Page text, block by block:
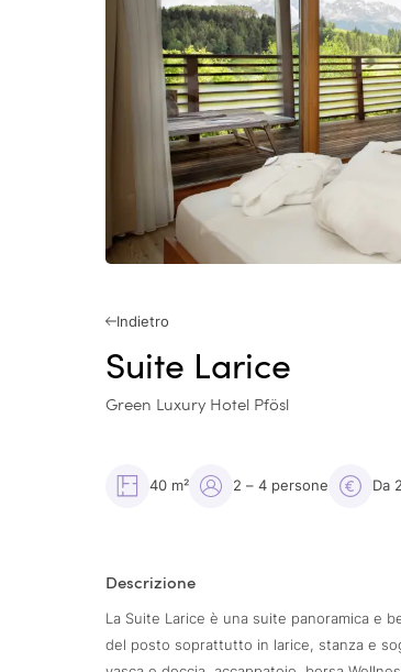
Indietro
Suite Larice
Green Luxury Hotel Pfösl
40 m² 2 – 4 persone Da
Descrizione
La Suite Larice è una suite panoramica e
del posto soprattutto in larice, stanza e